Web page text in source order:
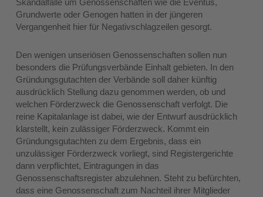
Skandalfälle um Genossenschaften wie die Eventus,
Grundwerte oder Genogen hatten in der jüngeren
Vergangenheit hier für Negativschlagzeilen gesorgt.
Den wenigen unseriösen Genossenschaften sollen nun
besonders die Prüfungsverbände Einhalt gebieten. In den
Gründungsgutachten der Verbände soll daher künftig
ausdrücklich Stellung dazu genommen werden, ob und
welchen Förderzweck die Genossenschaft verfolgt. Die
reine Kapitalanlage ist dabei, wie der Entwurf ausdrücklich
klarstellt, kein zulässiger Förderzweck. Kommt ein
Gründungsgutachten zu dem Ergebnis, dass ein
unzulässiger Förderzweck vorliegt, sind Registergerichte
dann verpflichtet, Eintragungen in das
Genossenschaftsregister abzulehnen. Steht zu befürchten,
dass eine Genossenschaft zum Nachteil ihrer Mitglieder